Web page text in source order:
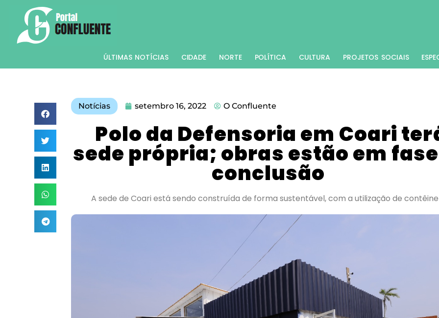
ÚLTIMAS NOTÍCIAS CIDADE NORTE POLÍTICA CULTURA PROJETOS SOCIAIS
Notícias setembro 16, 2022 O Confluente
Polo da Defensoria em Coari
sede própria; obras estão em
conclusão
A sede de Coari está sendo construída de forma sustentável, com a utilização de